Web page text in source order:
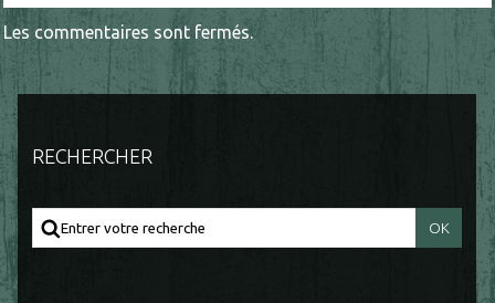
Les commentaires sont fermés.
RECHERCHER